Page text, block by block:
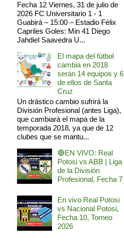
Fecha 12 Viernes, 31 de julio de
2026 FC Universitario 1 - 1
Guabirá – 15:00 – Estadio Félix
Capriles Goles: Min 41 Diego
Jahdiel Saavedra U...
El mapa del fútbol
cambia en 2018
serán 14 equipos y 6
de ellos de Santa
Cruz
Un drástico cambio sufrirá la
División Profesional (antes Liga),
que cambiará el mapa de la
temporada 2018, ya que de 12
clubes que se mantu...
🔴EN VIVO: Real
Potosi vs ABB | Liga
de la División
Profesional, Fecha 7
En vivo Real Potosi
vs Nacional Potosi,
Fecha 10, Torneo
2026